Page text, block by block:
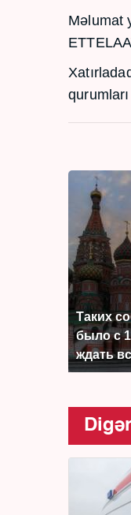
Məlumat
Таких
было с
ждать